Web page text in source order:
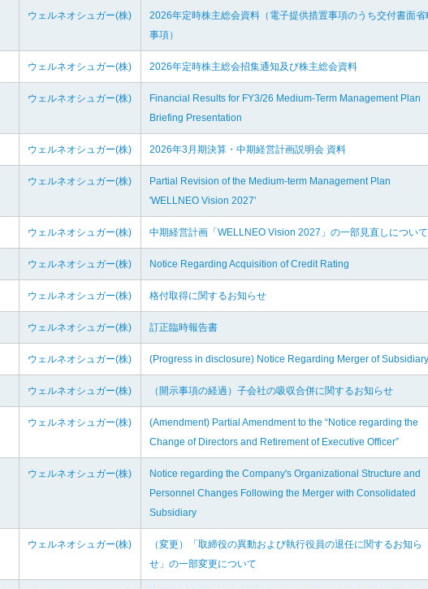
ウェルネオシュガー(株)
2026年定時株主総会資料（電子提供措置事項のうち交付書面省
事項）
ウェルネオシュガー(株) 2026年定時株主総会招集通知及び株主総会資料
ウェルネオシュガー(株)
Financial Results for FY3/26 Medium-Term Management Plan
Briefing Presentation
ウェルネオシュガー(株) 2026年3月期決算・中期経営計画説明会 資料
ウェルネオシュガー(株)
Partial Revision of the Medium-term Management Plan
'WELLNEO Vision 2027'
ウェルネオシュガー(株) 中期経営計画「WELLNEO Vision 2027」の一部見直しについて
ウェルネオシュガー(株) Notice Regarding Acquisition of Credit Rating
ウェルネオシュガー(株) 格付取得に関するお知らせ
ウェルネオシュガー(株) 訂正臨時報告書
ウェルネオシュガー(株) (Progress in disclosure) Notice Regarding Merger of Subsidiary
ウェルネオシュガー(株) （開示事項の経過）子会社の吸収合併に関するお知らせ
ウェルネオシュガー(株)
(Amendment) Partial Amendment to the “Notice regarding the
Change of Directors and Retirement of Executive Officer”
ウェルネオシュガー(株)
Notice regarding the Company's Organizational Structure and
Personnel Changes Following the Merger with Consolidated
Subsidiary
ウェルネオシュガー(株)
（変更）「取締役の異動および執行役員の退任に関するお知ら
せ」の一部変更について